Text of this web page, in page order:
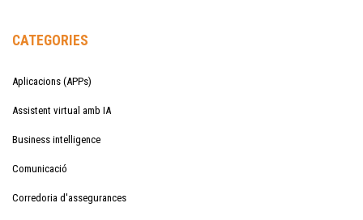
CATEGORIES
Aplicacions (APPs)
Assistent virtual amb IA
Business intelligence
Comunicació
Corredoria d'assegurances